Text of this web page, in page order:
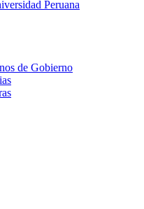
Peruana
de Gobierno